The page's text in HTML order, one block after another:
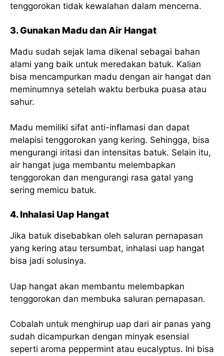
tenggorokan tidak kewalahan dalam mencerna.
3. Gunakan Madu dan Air Hangat
Madu sudah sejak lama dikenal sebagai bahan
alami yang baik untuk meredakan batuk. Kalian
bisa mencampurkan madu dengan air hangat dan
meminumnya setelah waktu berbuka puasa atau
sahur.
Madu memiliki sifat anti-inflamasi dan dapat
melapisi tenggorokan yang kering. Sehingga, bisa
mengurangi iritasi dan intensitas batuk. Selain itu,
air hangat juga membantu melembapkan
tenggorokan dan mengurangi rasa gatal yang
sering memicu batuk.
4. Inhalasi Uap Hangat
Jika batuk disebabkan oleh saluran pernapasan
yang kering atau tersumbat, inhalasi uap hangat
bisa jadi solusinya.
Uap hangat akan membantu melembapkan
tenggorokan dan membuka saluran pernapasan.
Cobalah untuk menghirup uap dari air panas yang
sudah dicampurkan dengan minyak esensial
seperti aroma peppermint atau eucalyptus. Ini bisa